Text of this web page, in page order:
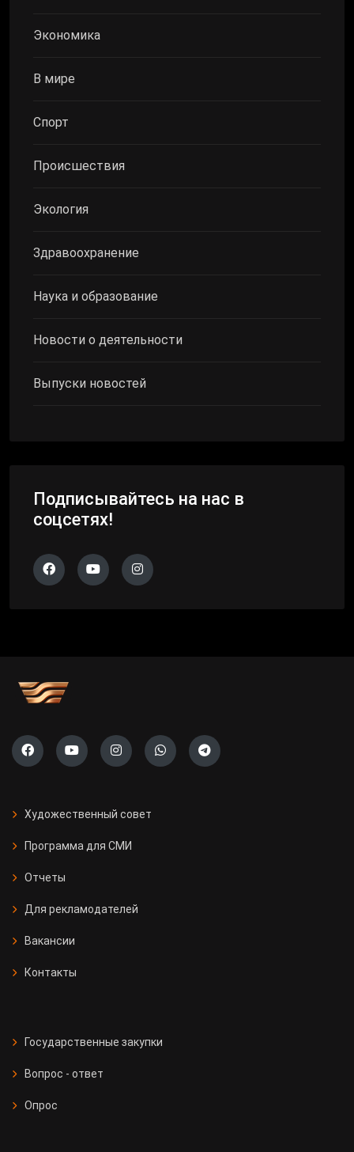
Экономика
В мире
Спорт
Происшествия
Экология
Здравоохранение
Наука и образование
Новости о деятельности
Выпуски новостей
Подписывайтесь на нас в
соцсетях!
Художественный совет
Программа для СМИ
Отчеты
Для рекламодателей
Вакансии
Контакты
Государственные закупки
Вопрос - ответ
Опрос